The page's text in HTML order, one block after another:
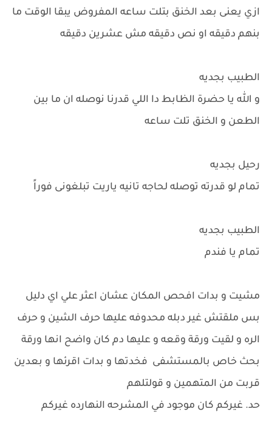
ازي يعنى بعد الخنق بتلت ساعه المفروض يبقا الوقت ما
بنهم دقيقه او نص دقيقه مش عشرين دقيقه
الطبيب بجديه
و الله يا حضرة الظابط دا اللي قدرنا نوصله ان ما بين
الطعن و الخنق تلت ساعه
رحيل بجديه
تمام لو قدرته توصله لحاجه تانيه ياريت تبلغونى فوراً
الطبيب بجديه
تمام يا فندم
مشيت و بدات افحص المكان عشان اعثر علي اي دليل
بس ملقتش غير دبله محدوفه عليها حرف الشين و حرف
الره و لقيت ورقة وقعه و عليها دم كان واضح انها ورقة
بحث خاص بالمستشفى فخدتها و بدات اقرئها و بعدين
قربت من المتهمين و قولتلهم
حد. غيركم كان موجود في المشرحه النهارده غيركم